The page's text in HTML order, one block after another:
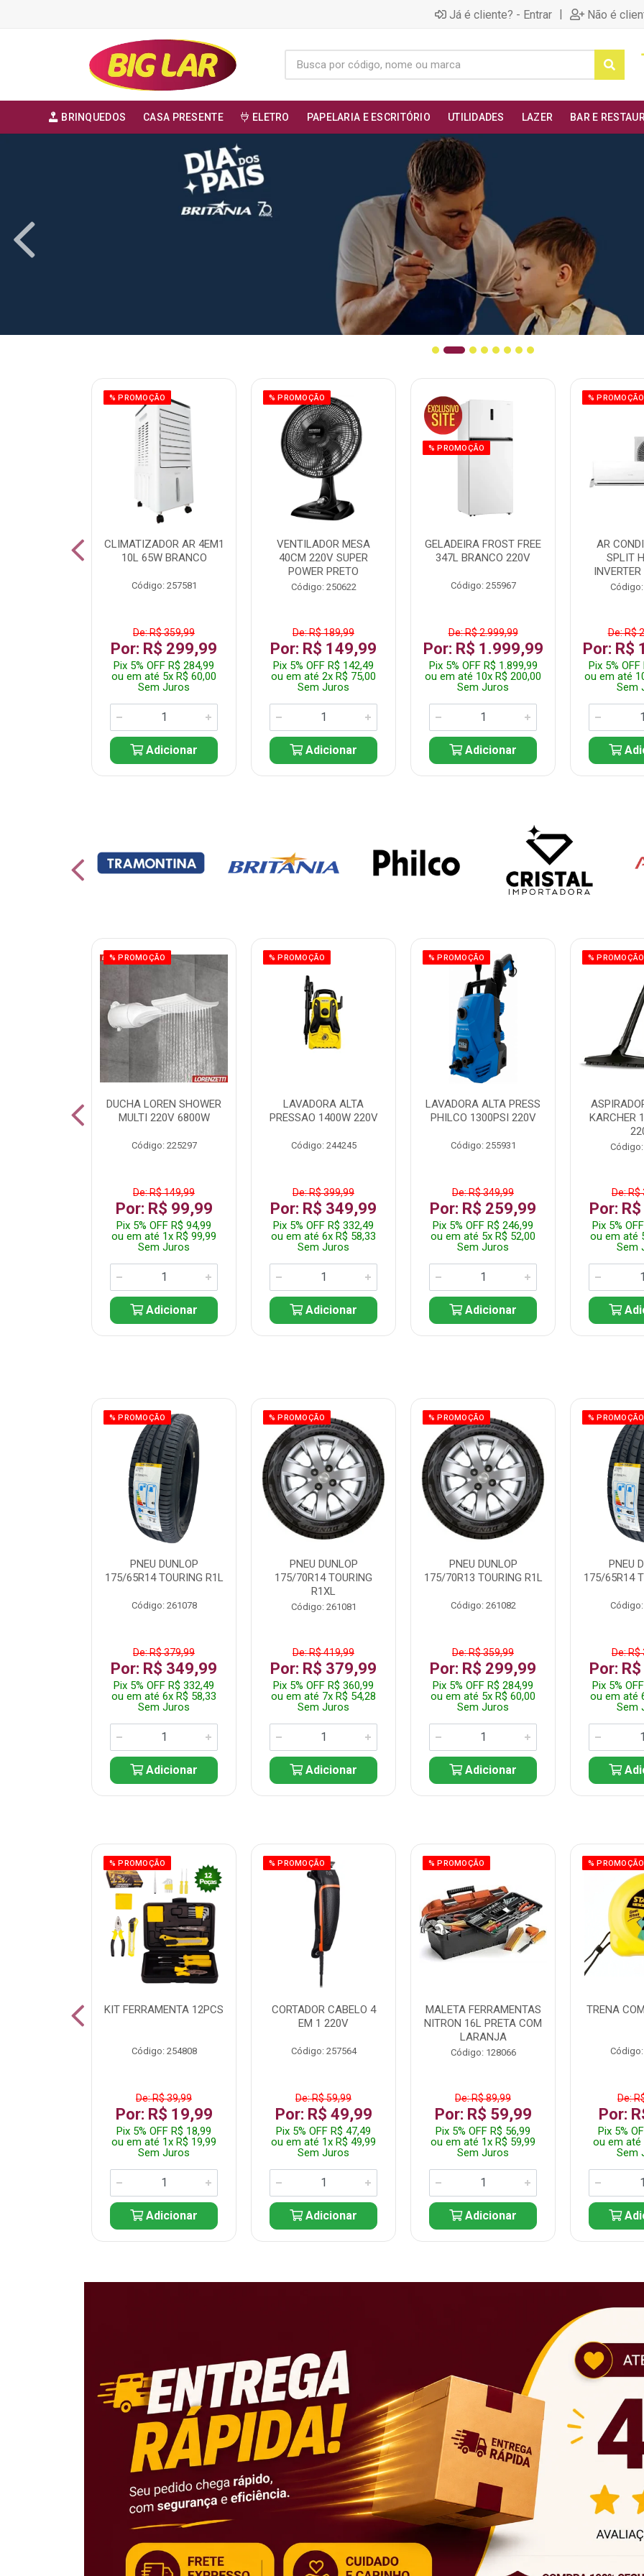
Já é cliente? - Entrar | Não é
BRINQUEDOS CASA PRESENTE ELETRO PAPELARIA E ESCRITÓRIO UTILIDADES LAZER BAR E
% PROMOÇÃO
CLIMATIZADOR AR 4EM1
10L 65W BRANCO
Código: 257581
De: R$ 359,99
Por: R$ 299,99
Pix 5% OFF R$ 284,99
ou em até 5x R$ 60,00
Sem Juros
Adicionar
% PROMOÇÃO
VENTILADOR MESA
40CM 220V SUPER
POWER PRETO
Código: 250622
De: R$ 189,99
Por: R$ 149,99
Pix 5% OFF R$ 142,49
ou em até 2x R$ 75,00
Sem Juros
Adicionar
% PROMOÇÃO
GELADEIRA FROST FREE
347L BRANCO 220V
Código: 255967
De: R$ 2.999,99
Por: R$ 1.999,99
Pix 5% OFF R$ 1.899,99
ou em até 10x R$ 200,00
Sem Juros
Adicionar
% PROMOÇÃO
AR
SPLIT
De: R$
Por: R$
Pix 5%
ou em até
Sem
% PROMOÇÃO
DUCHA LOREN SHOWER
MULTI 220V 6800W
Código: 225297
De: R$ 149,99
Por: R$ 99,99
Pix 5% OFF R$ 94,99
ou em até 1x R$ 99,99
Sem Juros
Adicionar
% PROMOÇÃO
LAVADORA ALTA
PRESSAO 1400W 220V
Código: 244245
De: R$ 399,99
Por: R$ 349,99
Pix 5% OFF R$ 332,49
ou em até 6x R$ 58,33
Sem Juros
Adicionar
% PROMOÇÃO
LAVADORA ALTA PRESS
PHILCO 1300PSI 220V
Código: 255931
De: R$ 349,99
Por: R$ 259,99
Pix 5% OFF R$ 246,99
ou em até 5x R$ 52,00
Sem Juros
Adicionar
% PROMOÇÃO
KARCHER
De: R$
Por:
Pix 5%
ou em até
Sem
% PROMOÇÃO
PNEU DUNLOP
175/65R14 TOURING R1L
Código: 261078
De: R$ 379,99
Por: R$ 349,99
Pix 5% OFF R$ 332,49
ou em até 6x R$ 58,33
Sem Juros
Adicionar
% PROMOÇÃO
PNEU DUNLOP
175/70R14 TOURING
R1XL
Código: 261081
De: R$ 419,99
Por: R$ 379,99
Pix 5% OFF R$ 360,99
ou em até 7x R$ 54,28
Sem Juros
Adicionar
% PROMOÇÃO
PNEU DUNLOP
175/70R13 TOURING R1L
Código: 261082
De: R$ 359,99
Por: R$ 299,99
Pix 5% OFF R$ 284,99
ou em até 5x R$ 60,00
Sem Juros
Adicionar
% PROMOÇÃO
PNEU
175/65R14
De: R$
Por:
Pix 5%
ou em até
Sem
% PROMOÇÃO
KIT FERRAMENTA 12PCS
Código: 254808
De: R$ 39,99
Por: R$ 19,99
Pix 5% OFF R$ 18,99
ou em até 1x R$ 19,99
Sem Juros
Adicionar
% PROMOÇÃO
CORTADOR CABELO 4
EM 1 220V
Código: 257564
De: R$ 59,99
Por: R$ 49,99
Pix 5% OFF R$ 47,49
ou em até 1x R$ 49,99
Sem Juros
Adicionar
% PROMOÇÃO
MALETA FERRAMENTAS
NITRON 16L PRETA COM
LARANJA
Código: 128066
De: R$ 89,99
Por: R$ 59,99
Pix 5% OFF R$ 56,99
ou em até 1x R$ 59,99
Sem Juros
Adicionar
% PROMOÇÃO
TRENA
De:
Por:
Pix 5%
ou em até
Sem